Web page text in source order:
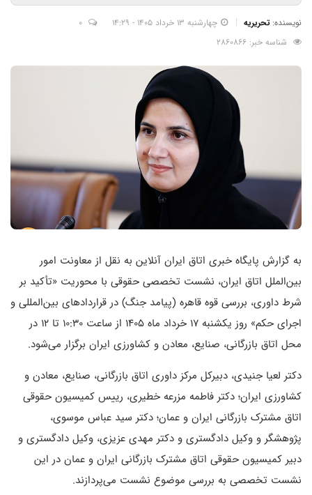
نویسنده: تحریریه چهارشنبه 13 خرداد 1405 - 14:29
0
شناسه خبر: 2860866
به گزارش پایگاه خبری اتاق ایران آنلاین به نقل از معاونت امور
بین‌الملل اتاق ایران، نشست تخصصی حقوقی با محوریت «تأکید بر
شرط داوری، بررسی قوه قاهره (پیامد جنگ) در قراردادهای بین‌المللی و
اجرای حکم» روز یکشنبه 17 خرداد ماه 1405 از ساعت 10:30 تا 12 در
محل اتاق بازرگانی، صنایع، معادن و کشاورزی ایران برگزار می‌شود.
دکتر لعیا جنیدی، دبیرکل مرکز داوری اتاق بازرگانی، صنایع، معادن و
کشاورزی ایران؛ دکتر فاطمه مزرعه خطیری، رییس کمیسیون حقوقی
اتاق مشترک بازرگانی ایران و عمان؛ دکتر سید عباس موسوی،
پژوهشگر و وکیل دادگستری و دکتر مهدی عزیزی، وکیل دادگستری و
دبیر کمیسیون حقوقی اتاق مشترک بازرگانی ایران و عمان در این
نشست تخصصی به بررسی موضوع نشست می‌پردازند.